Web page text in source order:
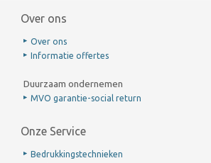
Over ons
Over ons
Informatie offertes
Duurzaam ondernemen
MVO garantie-social return
Onze Service
Bedrukkingstechnieken